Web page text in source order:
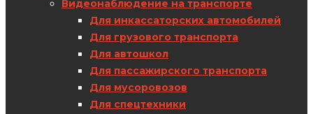
Видеонаблюдение на транспорте
Для инкассаторских автомобилей
Для грузового транспорта
Для автошкол
Для пассажирского транспорта
Для мусоровозов
Для спецтехники